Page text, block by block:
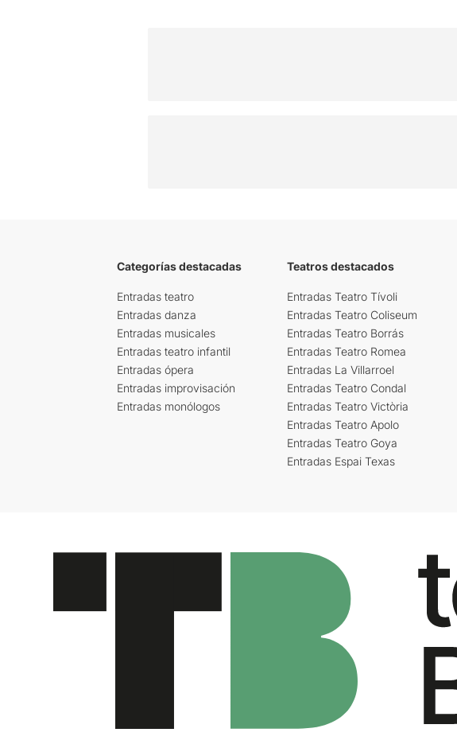
Categorías destacadas
Entradas teatro
Entradas danza
Entradas musicales
Entradas teatro infantil
Entradas ópera
Entradas improvisación
Entradas monólogos
Teatros destacados
Entradas Teatro Tívoli
Entradas Teatro Coliseum
Entradas Teatro Borrás
Entradas Teatro Romea
Entradas La Villarroel
Entradas Teatro Condal
Entradas Teatro Victòria
Entradas Teatro Apolo
Entradas Teatro Goya
Entradas Espai Texas